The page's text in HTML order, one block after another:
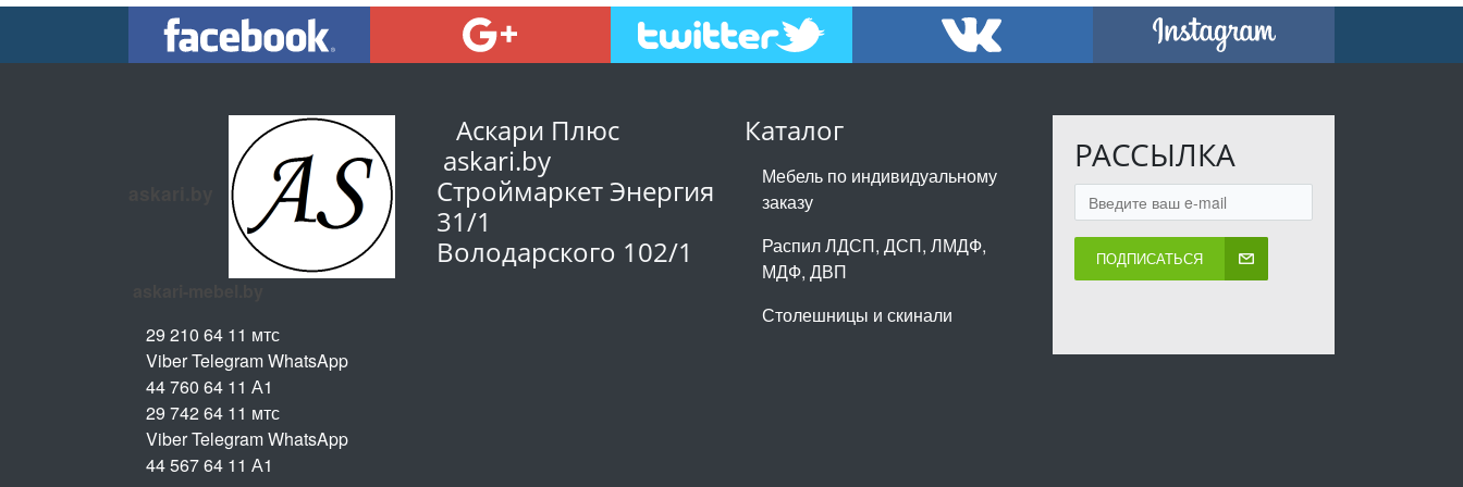
Аскари Плюс
askari.by
Строймаркет Энергия
31/1
Володарского 102/1
Каталог
Мебель по индивидуальному
заказу
Распил ЛДСП, ДСП, ЛМДФ,
МДФ, ДВП
Столешницы и скинали
РАССЫЛКА
ПОДПИСАТЬСЯ
29 210 64 11 мтс
Viber Telegram WhatsApp
44 760 64 11 А1
29 742 64 11 мтс
Viber Telegram WhatsApp
44 567 64 11 А1